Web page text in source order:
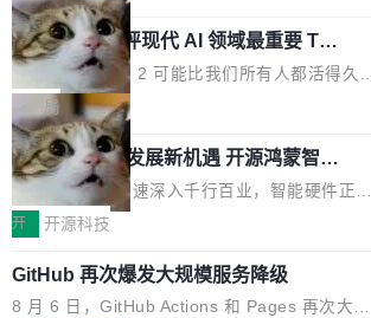
度宣传和欺诈。」 OpenAI 研究员 Keller Jorda
n 这条推文引发了广泛讨论。他不是在说风凉
话，他是说出了一个圈内人尽皆知但很少公开捅
破的事实。 Jordan 随后补充了一句软化声明：
「我不认为这些会议上大部分论文都在过度宣传
或造假。问题是，作为读者，如果你筛选出那些
看起来最令人兴奋的论文，那它们大部分都是过
度宣传的。」 这才是真正的痛点。不是所有论文
都有问题，是最吸引眼球的那批论文最有问题。
他引用的帖子来自 Mathew Shen，一位 ICLR 2
026 的读者：「看了篇 ...
xAI 前工程师评现代 AI 领域最重要 Top
3 开源项目
Flash Attention 2 可能比我们所有人都活得久。
这句话不是来自某个技术博客，而是出自 Hieu
Pham 的一条推文。Hieu Pham 是谁？他是 xAI
的早期工程师之一，在 Grok 训练基础设施团队
工作过。近日他在 X 上发了一条帖子，列出了他
认为现代 AI 领域最重要的三个开源项目。 第一
个名字毫无悬念：Flash Attention 2。 Hieu 的
理由很具体。FA 系列不需要解释，但 FA2 是他
认为最重要的一个——复杂度恰到好处，刚好能
局
共商智能硬件发展新机遇 开源鸿蒙智能
硬件开发者日杭州站即将举行
随着万物智联加速深入千行百业，智能硬件正从
单点设备迈向智能化、网联化、协同化发展。作
鸿蒙通过统一技术底座和分布式能力，为不同类
型智能设备的开发、连接与互联提供关键支撑，
开 开源科技
GitHub 再次爆发大规模服务降级
8 月 6 日，GitHub Actions 和 Pages 再次大规